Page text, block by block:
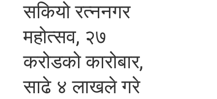
सकियो रत्ननगर
महोत्सव, २७
करोडको कारोबार,
साढे ४ लाखले गरे